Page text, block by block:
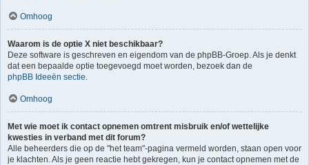
Omhoog
Waarom is de optie X niet beschikbaar?
Deze software is geschreven en eigendom van de phpBB-Groep. Als je denkt
dat een bepaalde optie toegevoegd moet worden, bezoek dan de
phpBB Ideeën sectie.
Omhoog
Met wie moet ik contact opnemen omtrent misbruik en/of wettelijke
kwesties in verband met dit forum?
Alle beheerders die op de "het team"-pagina vermeld worden, staan open voor
je klachten. Als je geen reactie hebt gekregen, kun je contact opnemen met de